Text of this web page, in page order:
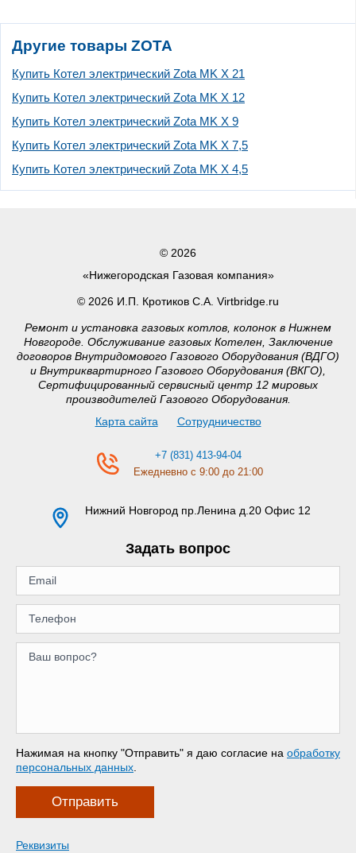
Другие товары ZOTA
Купить Котел электрический Zota MK X 21
Купить Котел электрический Zota MK X 12
Купить Котел электрический Zota MK X 9
Купить Котел электрический Zota MK X 7,5
Купить Котел электрический Zota MK X 4,5
© 2026
«Нижегородская Газовая компания»
© 2026 И.П. Кротиков С.А. Virtbridge.ru
Ремонт и установка газовых котлов, колонок в Нижнем
Новгороде. Обслуживание газовых Котелен, Заключение
договоров Внутридомового Газового Оборудования (ВДГО)
и Внутриквартирного Газового Оборудования (ВКГО),
Сертифицированный сервисный центр 12 мировых
производителей Газового Оборудования.
Карта сайта
Сотрудничество
+7 (831) 413-94-04
Ежедневно с 9:00 до 21:00
Нижний Новгород пр.Ленина д.20 Офис 12
Задать вопрос
Нажимая на кнопку "Отправить" я даю согласие на обработку
персональных данных
Отправить
Реквизиты